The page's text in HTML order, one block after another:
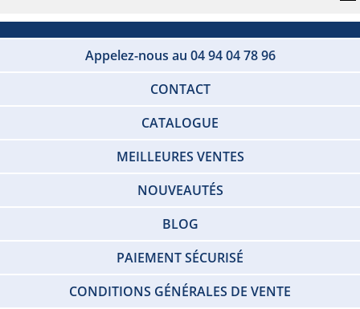
Appelez-nous au 04 94 04 78 96
CONTACT
CATALOGUE
MEILLEURES VENTES
NOUVEAUTÉS
BLOG
PAIEMENT SÉCURISÉ
CONDITIONS GÉNÉRALES DE VENTE